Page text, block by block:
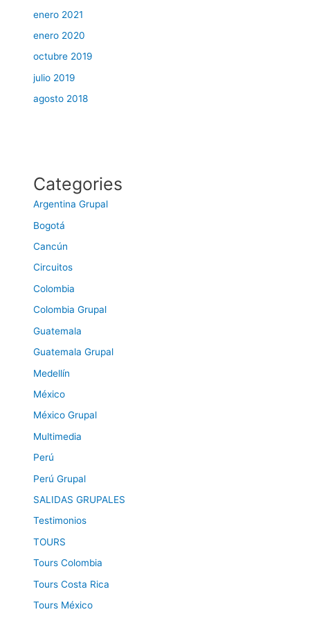
enero 2021
enero 2020
octubre 2019
julio 2019
agosto 2018
Categories
Argentina Grupal
Bogotá
Cancún
Circuitos
Colombia
Colombia Grupal
Guatemala
Guatemala Grupal
Medellín
México
México Grupal
Multimedia
Perú
Perú Grupal
SALIDAS GRUPALES
Testimonios
TOURS
Tours Colombia
Tours Costa Rica
Tours México